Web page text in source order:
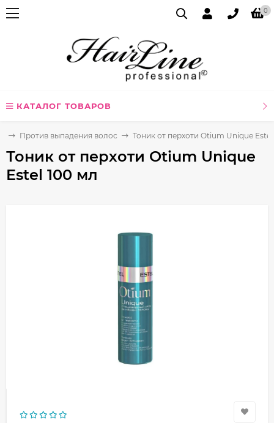
0
КАТАЛОГ ТОВАРОВ
Против выпадения волос Тоник от перхоти Otium Unique Estel
Тоник от перхоти Otium Unique
Estel 100 мл